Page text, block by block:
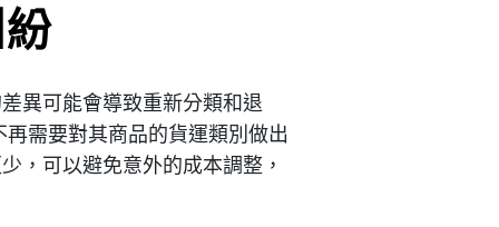
異可能會導致重新分類和退
需要對其商品的貨運類別做出
，可以避免意外的成本調整，